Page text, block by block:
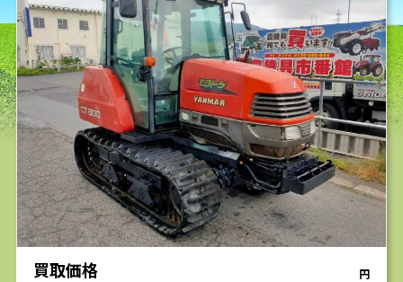
よく頂く質問
お問い合わせ
求人
買取価格 円